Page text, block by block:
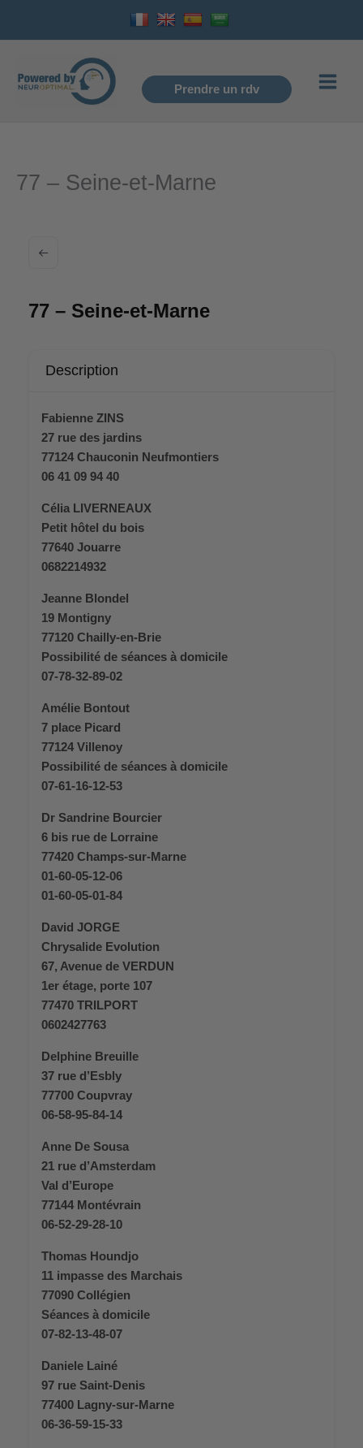
Prendre un rdv
77 – Seine-et-Marne
77 – Seine-et-Marne
Description
Fabienne ZINS
27 rue des jardins
77124 Chauconin Neufmontiers
06 41 09 94 40
Célia LIVERNEAUX
Petit hôtel du bois
77640 Jouarre
0682214932
Jeanne Blondel
19 Montigny
77120 Chailly-en-Brie
Possibilité de séances à domicile
07-78-32-89-02
Amélie Bontout
7 place Picard
77124 Villenoy
Possibilité de séances à domicile
07-61-16-12-53
Dr Sandrine Bourcier
6 bis rue de Lorraine
77420 Champs-sur-Marne
01-60-05-12-06
01-60-05-01-84
David JORGE
Chrysalide Evolution
67, Avenue de VERDUN
1er étage, porte 107
77470 TRILPORT
0602427763
Delphine Breuille
37 rue d’Esbly
77700 Coupvray
06-58-95-84-14
Anne De Sousa
21 rue d’Amsterdam
Val d’Europe
77144 Montévrain
06-52-29-28-10
Thomas Houndjo
11 impasse des Marchais
77090 Collégien
Séances à domicile
07-82-13-48-07
Daniele Lainé
97 rue Saint-Denis
77400 Lagny-sur-Marne
06-36-59-15-33